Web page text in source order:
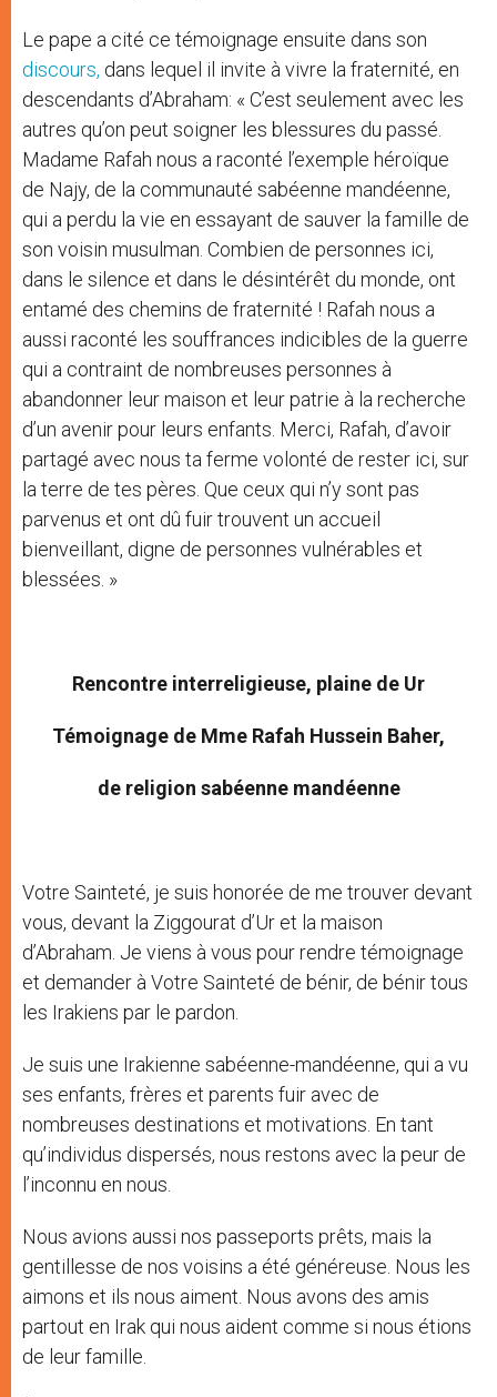
Le pape a cité ce témoignage ensuite dans son
discours, dans lequel il invite à vivre la fraternité, en
descendants d’Abraham: « C’est seulement avec les
autres qu’on peut soigner les blessures du passé.
Madame Rafah nous a raconté l’exemple héroïque
de Najy, de la communauté sabéenne mandéenne,
qui a perdu la vie en essayant de sauver la famille de
son voisin musulman. Combien de personnes ici,
dans le silence et dans le désintérêt du monde, ont
entamé des chemins de fraternité ! Rafah nous a
aussi raconté les souffrances indicibles de la guerre
qui a contraint de nombreuses personnes à
abandonner leur maison et leur patrie à la recherche
d’un avenir pour leurs enfants. Merci, Rafah, d’avoir
partagé avec nous ta ferme volonté de rester ici, sur
la terre de tes pères. Que ceux qui n’y sont pas
parvenus et ont dû fuir trouvent un accueil
bienveillant, digne de personnes vulnérables et
blessées. »
Rencontre interreligieuse, plaine de Ur
Témoignage de Mme Rafah Hussein Baher,
de religion sabéenne mandéenne
Votre Sainteté, je suis honorée de me trouver devant
vous, devant la Ziggourat d’Ur et la maison
d’Abraham. Je viens à vous pour rendre témoignage
et demander à Votre Sainteté de bénir, de bénir tous
les Irakiens par le pardon.
Je suis une Irakienne sabéenne-mandéenne, qui a vu
ses enfants, frères et parents fuir avec de
nombreuses destinations et motivations. En tant
qu’individus dispersés, nous restons avec la peur de
l’inconnu en nous.
Nous avions aussi nos passeports prêts, mais la
gentillesse de nos voisins a été généreuse. Nous les
aimons et ils nous aiment. Nous avons des amis
partout en Irak qui nous aident comme si nous étions
de leur famille.